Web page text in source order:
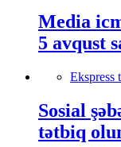
Media
5 avqust
Ekspress
Sosial
tətbiq